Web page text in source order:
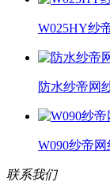
W025HY纱
防水纱帝网
W090纱帝网
联系我们